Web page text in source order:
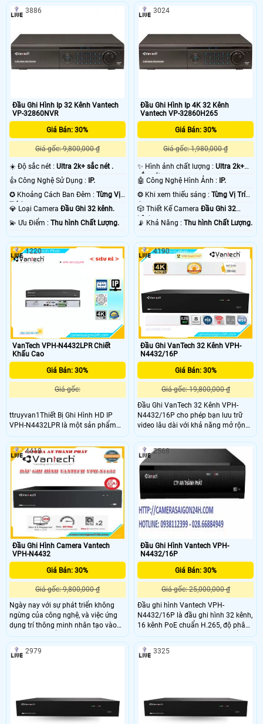
Đầu Ghi Hình Ip 32 Kênh Vantech
VP-32860NVR
Giá Bán: 30%
Giá gốc: 9,800,000 ₫
☀️ Độ sắc nét : Ultra 2k+ sắc nét .
👍 Công Nghệ Sử Dụng : IP.
✪ Khoảng Cách Ban Đêm : Từng Vị
Trí Camera .
💎 Loại Camera Đầu Ghi 32 kênh.
️💫 Ưu Điểm : Thu hình Chất Lượng.
3886
Đầu Ghi Hình Ip 4K 32 Kênh
Vantech VP-32860H265
Giá Bán: 30%
Giá gốc: 1,980,000 ₫
✨ Hình ảnh chất lượng :Ultra 2k+
sắc nét .
🤖️ Công Nghệ Hình Ảnh : IP.
❂ Khi xem thiếu sáng :Từng Vị Trí
Camera .
🎲 Thiết Kế CameraĐầu Ghi 32
kênh.
️📡 Khả Năng :Thu hình Chất Lượng.
3024
VanTech VPH-N4432LPR Chiết
Khấu Cao
Giá Bán: 30%
Giá gốc:
ttruyvan1Thiết Bị Ghi Hình HD IP
VPH-N4432LPR là một sản phẩm
chất lượng với khả năng ghi hình
trong và nét cả ngày và đêm. Với độ
phân giải 8.0 MP và công nghệ
giám sát ban đêm, sản phẩm đảm
bảo ghi lại hình ảnh rõ nét và sắc
nét ngay cả trong điều kiện ánh
sáng yếu
1220
Đầu Ghi VanTech 32 Kênh VPH-
N4432/16P
Giá Bán: 30%
Giá gốc: 19,800,000 ₫
Đầu Ghi VanTech 32 Kênh VPH-
N4432/16P cho phép bạn lưu trữ
video lâu dài với khả năng mở rộng
dung lượng lưu trữ lên đến 8TB cho
mỗi ổ cứng SATA, tổng cộng lên đến
16TB nếu sử dụng cả hai cổng
SATA.
4190
Đầu Ghi Hình Camera Vantech
VPH-N4432
Giá Bán: 30%
Giá gốc: 9,800,000 ₫
Ngày nay với sự phát triển không
ngừng của công nghệ, và việc ứng
dụng trí thông minh nhân tạo vào
các Đầu ghi để phục vụ con người,
nâng cao cuộc sống là việc ưu tiên.
VANTECH luôn mong muốn mang
4418
Đầu Ghi Hình Vantech VPH-
N4432/16P
Giá Bán: 30%
Giá gốc: 25,000,000 ₫
Đầu ghi hình Vantech VPH-
N4432/16P là đầu ghi hình 32 kênh,
16 kênh PoE chuẩn H.265, độ phân
giải cao lên đến 4K. Tích hợp cổng
HDMI, VGA, hỗ trợ ổ cứng SATA...
2568
2979 3325